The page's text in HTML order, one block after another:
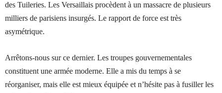
des Tuileries. Les Versaillais procèdent à un massacre de plusieurs
milliers de parisiens insurgés. Le rapport de force est très
asymétrique.
Arrêtons-nous sur ce dernier. Les troupes gouvernementales
constituent une armée moderne. Elle a mis du temps à se
réorganiser, mais elle est mieux équipée et n’hésite pas à fusiller les